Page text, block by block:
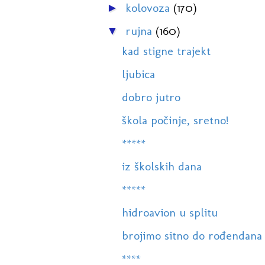
► kolovoza (170)
▼ rujna (160)
kad stigne trajekt
ljubica
dobro jutro
škola počinje, sretno!
*****
iz školskih dana
*****
hidroavion u splitu
brojimo sitno do rođendana
****